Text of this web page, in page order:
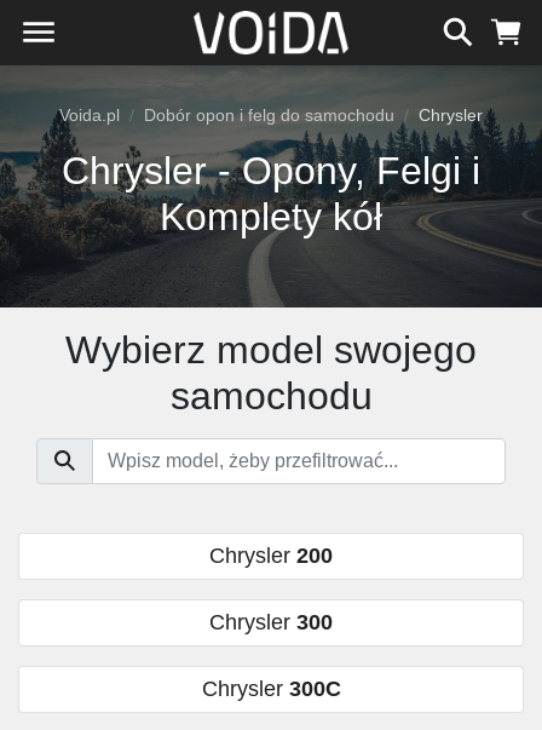
Voida.pl Dobór opon i felg do samochodu Chrysler
Chrysler - Opony, Felgi i
Komplety kół
Wybierz model swojego
samochodu
Chrysler 200
Chrysler 300
Chrysler 300C